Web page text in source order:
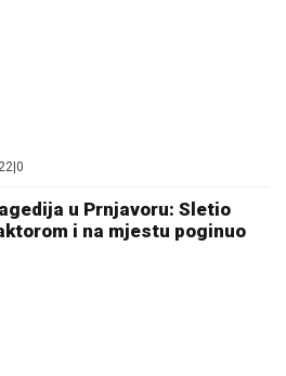
0
u Prnjavoru: Sletio
i na mjestu poginuo